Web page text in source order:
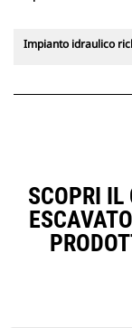
Impianto idraulico
SCOPRI IL